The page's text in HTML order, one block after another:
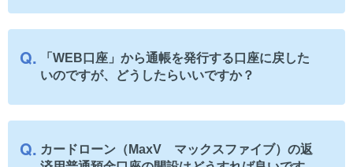
「WEB口座」から通帳を発行する口座に戻した
いのですが、どうしたらいいですか？
カードローン（MaxV マックスファイブ）の返